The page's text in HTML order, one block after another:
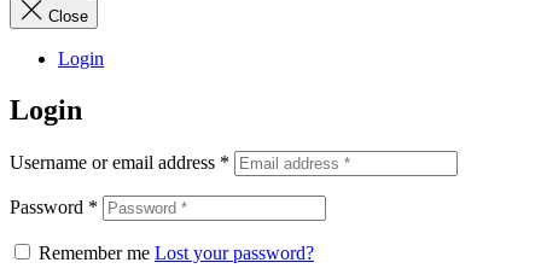
Close
Login
Login
Username or email address *
Password *
Remember me Lost your password?